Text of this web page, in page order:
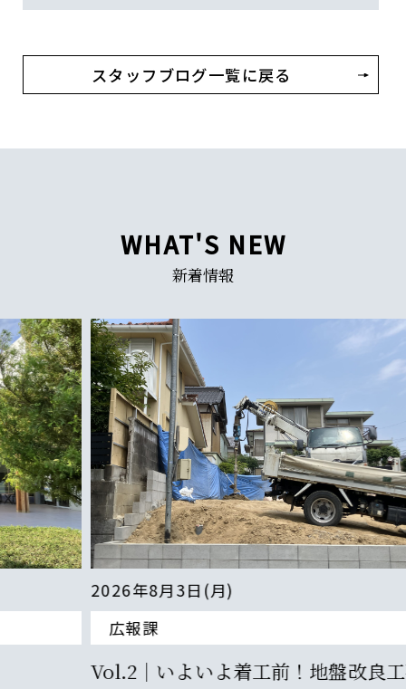
スタッフブログ一覧に戻る
WHAT'S NEW
新着情報
2026年8月3日(月)
Vol.2｜いよいよ着工前！地盤改良工事